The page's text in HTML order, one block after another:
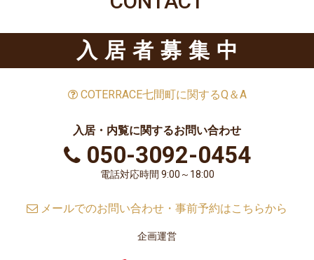
入居者募集中
COTERRACE七間町に関するQ＆A
入居・内覧に関するお問い合わせ
050-3092-0454
電話対応時間 9:00～18:00
メールでのお問い合わせ・事前予約はこちらから
企画運営